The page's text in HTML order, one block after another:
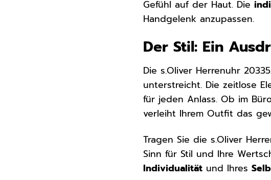
Gefühl auf der Haut. Die
Handgelenk anzupassen.
Der Stil: Ein
Die s.Oliver Herrenuhr
unterstreicht. Die zeitlose
für jeden Anlass. Ob im
verleiht Ihrem Outfit das
Tragen Sie die s.Oliver
Sinn für Stil und Ihre
Individualität und Ihres